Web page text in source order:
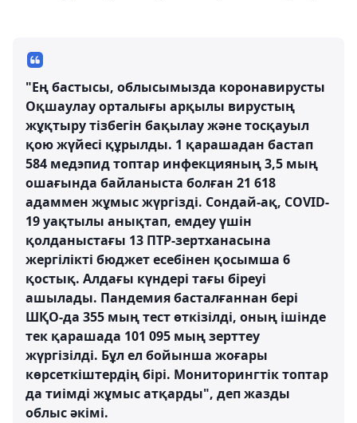
"Ең бастысы, облысымызда коронавирусты
Оқшаулау орталығы арқылы вирустың
жұқтыру тізбегін бақылау және тосқауыл
қою жүйесі құрылды. 1 қарашадан бастап
584 медэпид топтар инфекцияның 3,5 мың
ошағында байланыста болған 21 618
адаммен жұмыс жүргізді. Сондай-ақ, COVID-
19 уақтылы анықтап, емдеу үшін
қолданыстағы 13 ПТР-зертханасына
жергілікті бюджет есебінен қосымша 6
қостық. Алдағы күндері тағы біреуі
ашылады. Пандемия басталғаннан бері
ШҚО-да 355 мың тест өткізілді, оның ішінде
тек қарашада 101 095 мың зерттеу
жүргізілді. Бұл ел бойынша жоғары
көрсеткіштердің бірі. Мониторингтік топтар
да тиімді жұмыс атқарды", деп жазды
облыс әкімі.